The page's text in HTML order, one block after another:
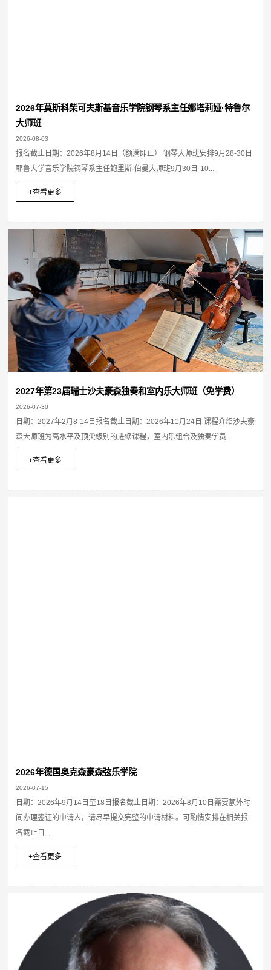
2026年莫斯科柴可夫斯基音乐学院钢琴系主任娜塔莉娅·特鲁尔
大师班
2026-08-03
报名截止日期：2026年8月14日（额满即止） 钢琴大师班安排9月28-30日
耶鲁大学音乐学院钢琴系主任鲍里斯·伯曼大师班9月30日-10...
+查看更多
2027年第23届瑞士沙夫豪森独奏和室内乐大师班（免学费）
2026-07-30
日期：2027年2月8-14日报名截止日期：2026年11月24日 课程介绍沙夫豪
森大师班为高水平及顶尖级别的进修课程，室内乐组合及独奏学员...
+查看更多
2026年德国奥克森豪森弦乐学院
2026-07-15
日期：2026年9月14日至18日报名截止日期：2026年8月10日需要额外时
间办理签证的申请人，请尽早提交完整的申请材料。可酌情安排在相关报
名截止日...
+查看更多